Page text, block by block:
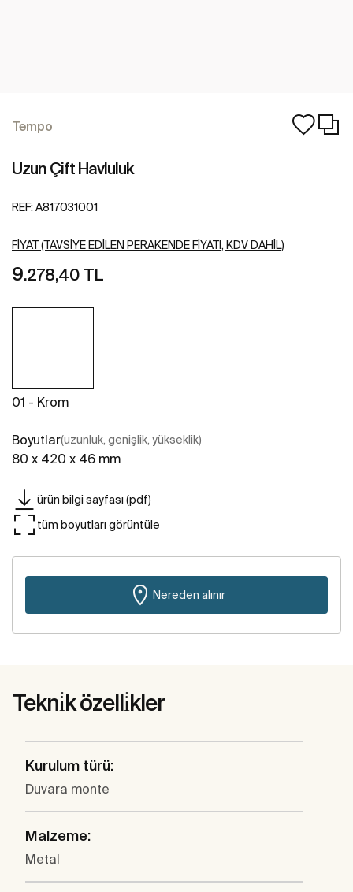
Tempo
Uzun Çift Havluluk
REF: A817031001
FIYAT (TAVSIYE EDILEN PERAKENDE FIYATI, KDV DAHIL)
9.278,40 TL
01 - Krom
Boyutlar(uzunluk, genişlik, yükseklik)
80 x 420 x 46 mm
ürün bilgi sayfası (pdf)
tüm boyutları görüntüle
Nereden alınır
Tekni̇k özelli̇kler
Kurulum türü:
Duvara monte
Malzeme:
Metal